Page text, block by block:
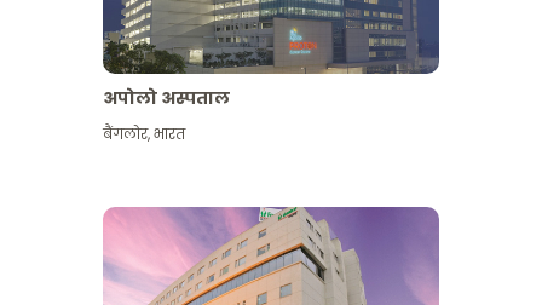
अपोलो अस्पताल
बैंगलोर,भारत